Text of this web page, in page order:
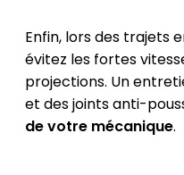
Enfin, lors des trajets
évitez les fortes
projections. Un
et des joints anti-
de votre mécanique.